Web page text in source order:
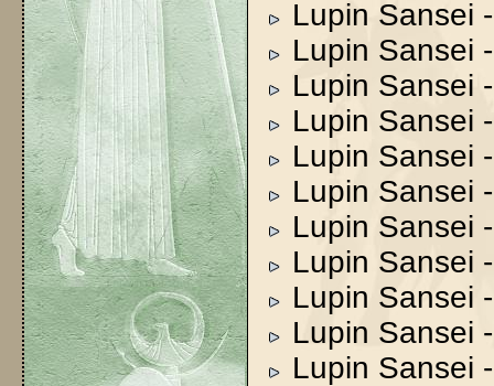
Lupin Sansei
Lupin Sansei
Lupin Sansei
Lupin Sansei
Lupin Sansei
Lupin Sansei
Lupin Sansei
Lupin Sansei
Lupin Sansei
Lupin Sansei
Lupin Sansei